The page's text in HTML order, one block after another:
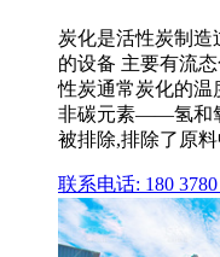
炭化是活性炭制造
的设备 主要有流
性炭通常炭化的温
非碳元素——氢和
被排除,排除了原料
联系电话: 180 3780